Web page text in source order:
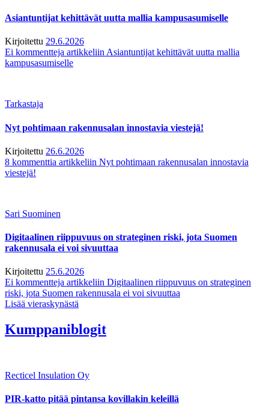
Asiantuntijat kehittävät uutta mallia kampusasumiselle
Kirjoitettu 29.6.2026
Ei kommentteja artikkeliin Asiantuntijat kehittävät uutta mallia
kampusasumiselle
Tarkastaja
Nyt pohtimaan rakennusalan innostavia viestejä!
Kirjoitettu 26.6.2026
8 kommenttia artikkeliin Nyt pohtimaan rakennusalan innostavia
viestejä!
Sari Suominen
Digitaalinen riippuvuus on strateginen riski, jota Suomen
rakennusala ei voi sivuuttaa
Kirjoitettu 25.6.2026
Ei kommentteja artikkeliin Digitaalinen riippuvuus on strateginen
riski, jota Suomen rakennusala ei voi sivuuttaa
Lisää vieraskynästä
Kumppaniblogit
Recticel Insulation Oy
PIR-katto pitää pintansa kovillakin keleillä